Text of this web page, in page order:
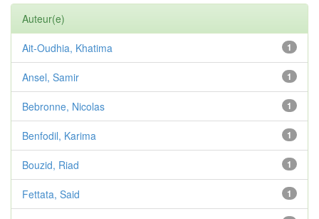
Auteur(e)
1
Ait-Oudhia, Khatima
1
Ansel, Samir
1
Bebronne, Nicolas
1
Benfodil, Karima
1
Bouzid, Riad
1
Fettata, Said